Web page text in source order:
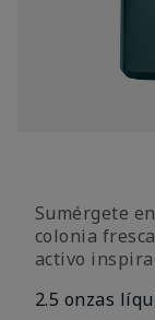
Sumérgete
colonia
activo
2.5 onzas